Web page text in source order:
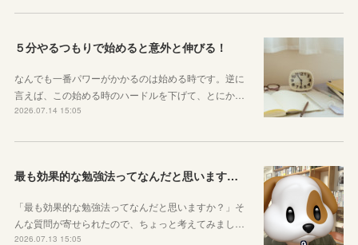
５分やるつもりで始めると意外と伸びる！
なんでも一番パワーがかかるのは始める時です。逆に
言えば、この始める時のハードルを下げて、とにか…
2026.07.14 15:05
最も効果的な勉強法ってなんだと思いますか？
「最も効果的な勉強法ってなんだと思いますか？」そ
んな質問が寄せられたので、ちょっと考えてみまし…
2026.07.13 15:05